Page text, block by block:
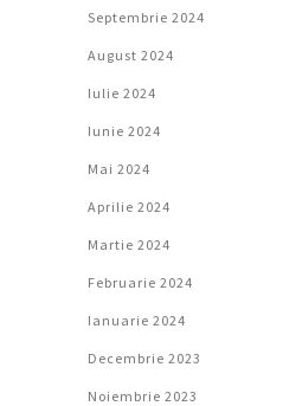
Septembrie 2024
August 2024
Iulie 2024
Iunie 2024
Mai 2024
Aprilie 2024
Martie 2024
Februarie 2024
Ianuarie 2024
Decembrie 2023
Noiembrie 2023